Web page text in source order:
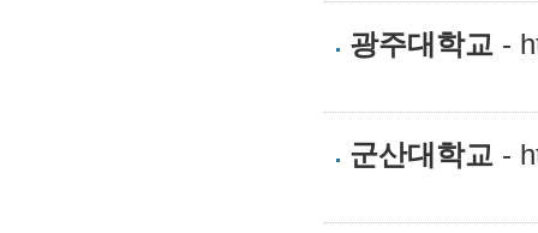
광주대학교 -
군산대학교 -